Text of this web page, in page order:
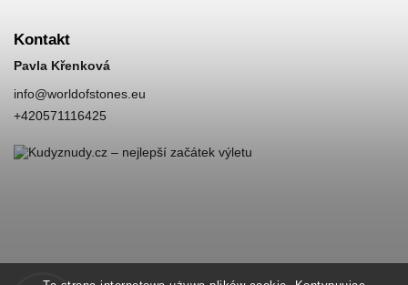
Kontakt
Pavla Křenková
info@worldofstones.eu
+420571116425